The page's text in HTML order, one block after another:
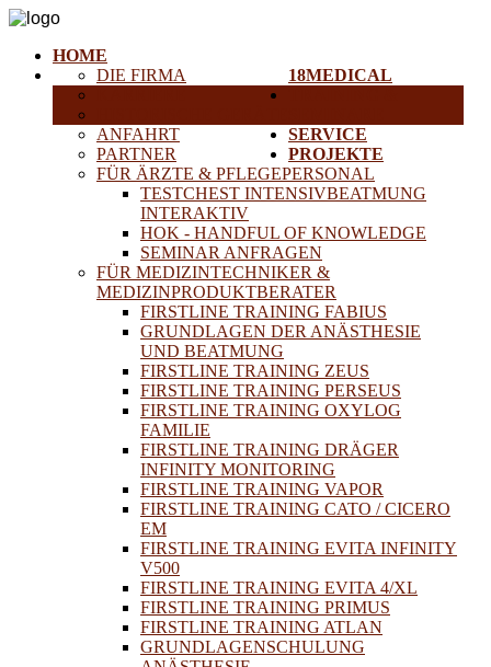
HOME
18MEDICAL
DIE FIRMA
ANFAHRT
PARTNER
FÜR ÄRZTE & PFLEGEPERSONAL
TESTCHEST INTENSIVBEATMUNG
INTERAKTIV
HOK - HANDFUL OF KNOWLEDGE
SEMINAR ANFRAGEN
FÜR MEDIZINTECHNIKER &
MEDIZINPRODUKTBERATER
FIRSTLINE TRAINING FABIUS
GRUNDLAGEN DER ANÄSTHESIE
UND BEATMUNG
FIRSTLINE TRAINING ZEUS
FIRSTLINE TRAINING PERSEUS
FIRSTLINE TRAINING OXYLOG
FAMILIE
FIRSTLINE TRAINING DRÄGER
INFINITY MONITORING
FIRSTLINE TRAINING VAPOR
FIRSTLINE TRAINING CATO / CICERO
EM
FIRSTLINE TRAINING EVITA INFINITY
V500
FIRSTLINE TRAINING EVITA 4/XL
FIRSTLINE TRAINING PRIMUS
FIRSTLINE TRAINING ATLAN
GRUNDLAGENSCHULUNG
SERVICE
PROJEKTE